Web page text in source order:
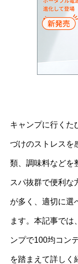
キャンプに行くた
づけのストレスを
類、調味料などを
スパ抜群で便利な
が多く、適切に選
ます。本記事では
ンプで100均コン
を踏まえて詳しく